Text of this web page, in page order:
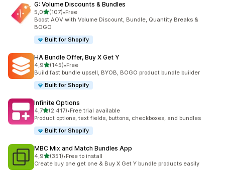
G: Volume Discounts & Bundles
5,0z 5 hvězd
(107)
Celkový počet recenzí: 107
•Free
Boost AOV with Volume Discount, Bundle, Quantity Breaks &
BOGO
Built for Shopify
HA Bundle Offer, Buy X Get Y
4,9z 5 hvězd
(145)
Celkový počet recenzí: 145
•Free
Build fast bundle upsell, BYOB, BOGO product bundle builder
Built for Shopify
Infinite Options
4,7z 5 hvězd
(2 417)
Celkový počet recenzí: 2417
•Free trial available
Product options, text fields, buttons, checkboxes, and bundles
Built for Shopify
MBC Mix and Match Bundles App
4,9z 5 hvězd
(351)
Celkový počet recenzí: 351
•Free to install
Create buy one get one & Buy X Get Y bundle products easily